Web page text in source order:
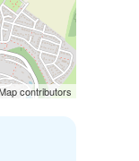
contributors